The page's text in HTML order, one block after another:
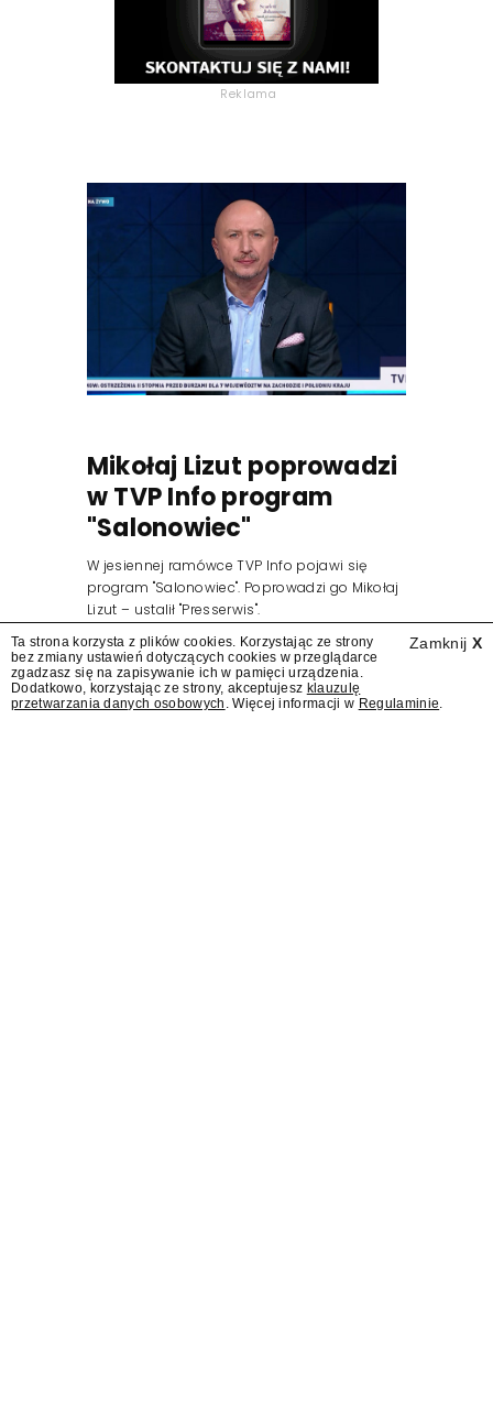
Reklama
Mikołaj Lizut poprowadzi
w TVP Info program
"Salonowiec"
W jesiennej ramówce TVP Info pojawi się
program "Salonowiec". Poprowadzi go Mikołaj
Lizut – ustalił "Presserwis".
Zamknij X
Ta strona korzysta z plików cookies. Korzystając ze strony
bez zmiany ustawień dotyczących cookies w przeglądarce
zgadzasz się na zapisywanie ich w pamięci urządzenia.
Dodatkowo, korzystając ze strony, akceptujesz klauzulę
przetwarzania danych osobowych . Więcej informacji w Regulaminie.